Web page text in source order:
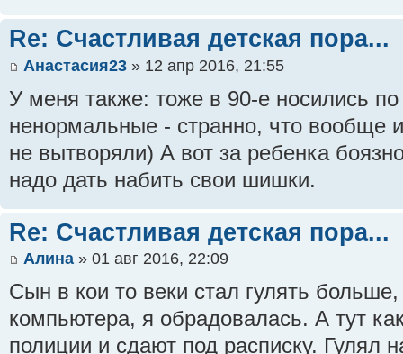
Re: Счастливая детская пора...
Анастасия23 » 12 апр 2016, 21:55
У меня также: тоже в 90-е носились
ненормальные - странно, что вообще
не вытворяли) А вот за ребенка
надо дать набить свои шишки.
Re: Счастливая детская пора...
Алина » 01 авг 2016, 22:09
Сын в кои то веки стал гулять больше,
компьютера, я обрадовалась. А тут
полиции и сдают под расписку. Гулял